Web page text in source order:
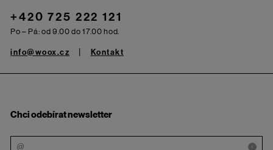
+420 725 222 121
Po – Pá: od 9.00 do 17.00 hod.
info@woox.cz Kontakt
Chci odebírat newsletter
i